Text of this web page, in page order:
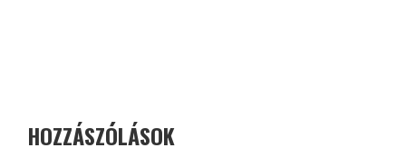
HOZZÁSZÓLÁSOK